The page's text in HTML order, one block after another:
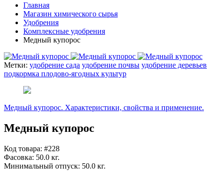
Главная
Магазин химического сырья
Удобрения
Комплексные удобрения
Медный купорос
Метки: удобрение сада удобрение почвы удобрение деревьев
подкормка плодово-ягодных культур
Медный купорос. Характеристики, свойства и применение.
Медный купорос
Код товара: #228
Фасовка: 50.0 кг.
Минимальный отпуск: 50.0 кг.